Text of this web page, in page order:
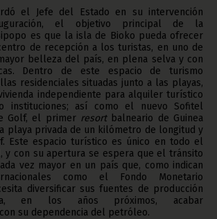
el Jefe del Estado en su intervención
el objetivo principal de la
es que la isla de Bioko pueda ofrecer
de recepción a los turistas, en uno de
belleza del país, en plena selva y con
Dentro de este espacio de turismo
residenciales situadas junto a las playas,
independiente para alquiler turístico
instituciones; así como el nuevo Sofitel
Golf, el primer resortbalneario de Guinea
playa privada de un kilómetro de longitud y
Este espacio turístico es único en todo el
y con su apertura se espera que el tránsito
vez mayor en un país que, como indican
como el Fondo Monetario
diversificar sus fuentes de producción
en los años próximos, acabar
su dependencia del petróleo.